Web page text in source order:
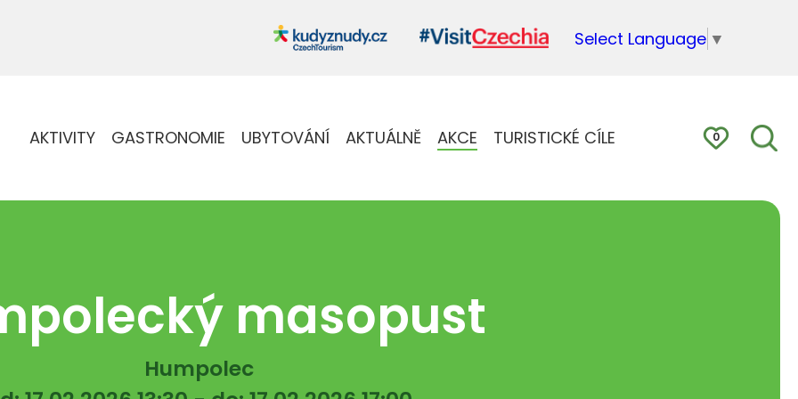
Select Language ▼
AKTIVITY GASTRONOMIE UBYTOVÁNÍ AKTUÁLNĚ AKCE TURISTICKÉ CÍLE 0
masopust
Humpolec